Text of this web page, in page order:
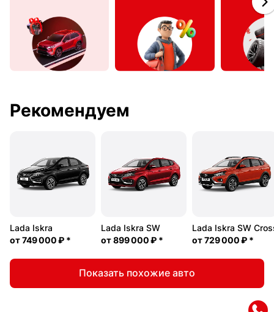
Рекомендуем
Lada Iskra
от749 000 ₽ *
Lada Iskra SW
от899 000 ₽ *
Lada Iskra SW
от729 000 ₽ *
Показать похожие авто